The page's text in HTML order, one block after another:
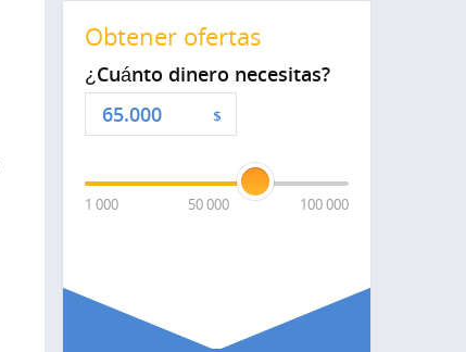
Obtener ofertas
¿Cuánto dinero necesitas?
$
1 000 50 000 100 000